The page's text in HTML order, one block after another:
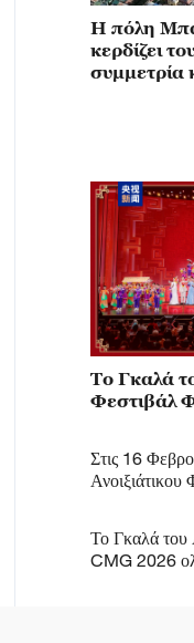
Η πόλη
κερδίζει
συμμετρία
Το Γκαλά
Φεστιβάλ
Στις 16
Το Γκαλά του
CMG 2026